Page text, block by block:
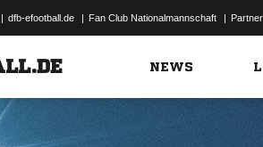
| dfb-efootball.de | Fan Club Nationalmannschaft | Partner
NEWS